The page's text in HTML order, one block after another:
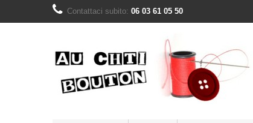
Contattaci subito: 06 03 61 05 50